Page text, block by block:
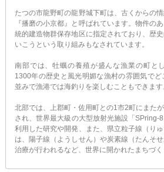
たつの市龍野町の龍野城下町は、古くからの
『播磨の小京都』と呼ばれています。物件の
統的建造物群保存地区に指定されており、歴
いこうという取り組みもなされています。
南部では、牡蠣の養殖が盛んな漁業の町と
1300年の歴史と風光明媚な漁村の雰囲気で
並みで漁港では海釣りを楽しむこともできます
北部では、上郡町・佐用町との1市2町にまた
され、世界最大級の大型放射光施設「SPring-
利用した研究や開発、また、県立粒子線（り
は、陽子線（ようしせん）や炭素線（たんそ
治療が行われるなど、世界に開かれたまちづく